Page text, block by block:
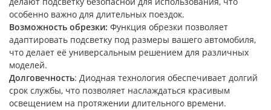
особенно важно для длительных поездок.
Возможность обрезки: Функция обрезки позволяет
адаптировать подсветку под размеры вашего автомобиля,
что делает её универсальным решением для различных
моделей.
Долговечность: Диодная технология обеспечивает долгий
срок службы, что позволяет наслаждаться красивым
освещением на протяжении длительного времени.